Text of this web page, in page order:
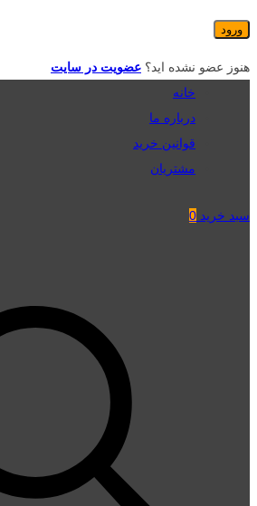
هنوز عضو نشده اید؟ عضویت در سایت
خانه
درباره ما
قوانین خرید
مشتریان
سبد خرید 0